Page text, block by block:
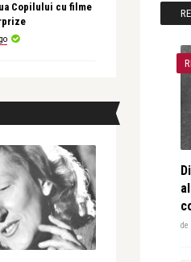
Copilului cu filme
de